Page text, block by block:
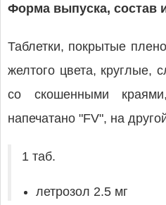
Форма выпуска, состав
Таблетки, покрытые
желтого цвета, круглые,
со скошенными
напечатано "FV", на
1 таб.
летрозол 2.5 мг